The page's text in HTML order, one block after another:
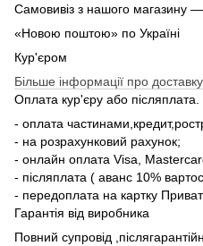
Самовивіз з нашого магазину
«Новою поштою» по Україні
Кур'єром
Більше інформації про доставку
Оплата кур'єру або післяплата.
- оплата
- на розрахунковий рахунок;
- онлайн оплата Visa,
- післяплата ( аванс 10%
- передоплата на картку
Гарантія від виробника
Повний супровід